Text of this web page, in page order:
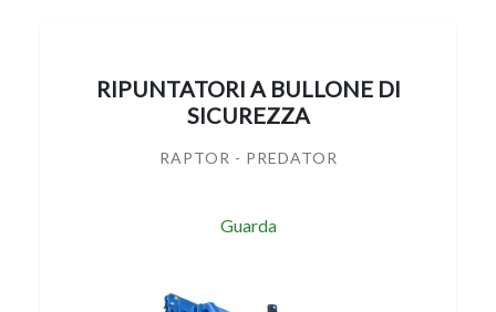
RIPUNTATORI A BULLONE DI
SICUREZZA
RAPTOR - PREDATOR
Guarda